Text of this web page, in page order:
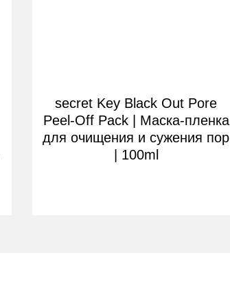
secret Key Black Out Pore
Peel-Off Pack | Маска-пленка
для очищения и сужения пор
| 100ml